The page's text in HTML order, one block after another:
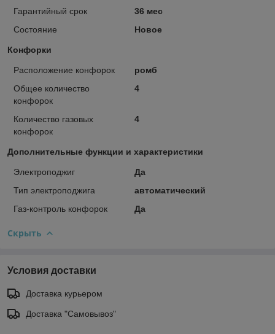
Гарантийный срок
36 мес
Состояние
Новое
Конфорки
Расположение конфорок
ромб
Общее количество
конфорок
4
Количество газовых
конфорок
4
Дополнительные функции и характеристики
Электроподжиг
Да
Тип электроподжига
автоматический
Газ-контроль конфорок
Да
Скрыть
Условия доставки
Доставка курьером
Доставка "Самовывоз"